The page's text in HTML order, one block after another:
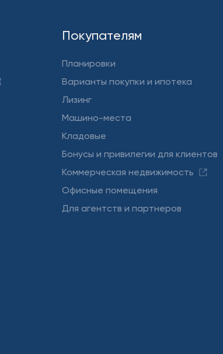
Покупателям
Планировки
Варианты покупки и ипотека
Лизинг
Машино-места
Кладовые
Бонусы и привилегии для клиентов
Коммерческая недвижимость
Офисные помещения
Для агентств и партнеров